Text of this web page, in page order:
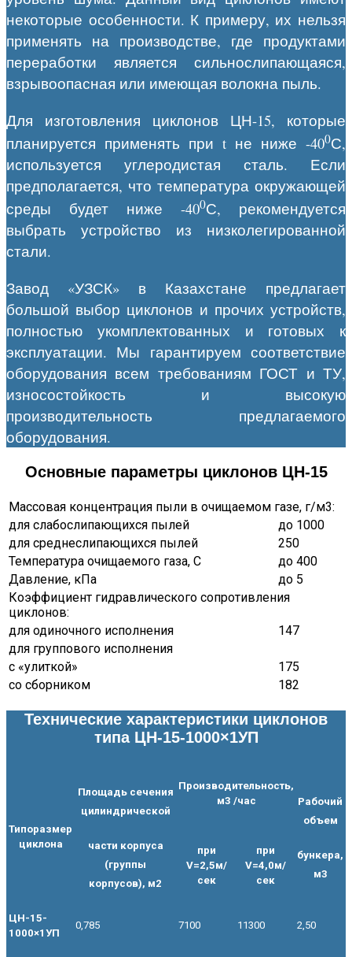
некоторые особенности. К примеру, их нельзя
применять на производстве, где продуктами
переработки является сильнослипающаяся,
взрывоопасная или имеющая волокна пыль.
Для изготовления циклонов ЦН-15, которые
планируется применять при t не ниже -400С,
используется углеродистая сталь. Если
предполагается, что температура окружающей
среды будет ниже -400С, рекомендуется
выбрать устройство из низколегированной
стали.
Завод «УЗСК» в Казахстане предлагает
большой выбор циклонов и прочих устройств,
полностью укомплектованных и готовых к
эксплуатации. Мы гарантируем соответствие
оборудования всем требованиям ГОСТ и ТУ,
износостойкость и высокую
производительность предлагаемого
оборудования.
Основные параметры циклонов ЦН-15
Массовая концентрация пыли в очищаемом газе, г/м3:
для слабослипающихся пылей
до 1000
для среднеслипающихся пылей
250
Температура очищаемого газа, С
до 400
Давление, кПа
до 5
Коэффициент гидравлического сопротивления
циклонов:
для одиночного исполнения
147
для группового исполнения
с «улиткой»
175
со сборником
182
Технические характеристики циклонов
типа ЦН-15-1000×1УП
Типоразмер
циклона
Площадь сечения
цилиндрической
части корпуса
(группы
корпусов), м2
Производительность,
м3 /час
Рабочий
объем
бункера,
м3
при
V=2,5м/
сек
при
V=4,0м/
сек
ЦН-15-
1000×1УП
0,785 7100 11300 2,50